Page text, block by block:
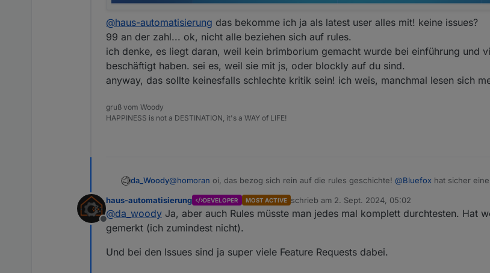
@haus-automatisierung das bekomme ich ja als latest user alles mit! keine issues?
99 an der zahl... ok, nicht alle beziehen sich auf rules.
ich denke, es liegt daran, weil kein brimborium gemacht wurde bei einführung und
beschäftigt haben. sei es, weil sie mit js, oder blockly auf du sind.
anyway, das sollte keinesfalls schlechte kritik sein! ich weis, manchmal lesen sich
gruß vom Woody
HAPPINESS is not a DESTINATION, it's a WAY of LIFE!
da_Woody@homoran oi, das bezog sich rein auf die rules geschichte! @Bluefox hat sicher
letzter beitrag: 11. Dez. 2022
es gab auch einen 2. beitrag, den finde ich im moment aber nicht. dort hab ich z.b.
blaue schrift auf blauem HG, noch dazu eine art overlay sind nicht gerade glückliche
Offline
haus-automatisierung DEVELOPER MOST ACTIVE schrieb am 2. Sept. 2024, 05:02
zuletzt editiert von
@da_woody Ja, aber auch Rules müsste man jedes mal komplett durchtesten. Hat
gemerkt (ich zumindest nicht).
Und bei den Issues sind ja super viele Feature Requests dabei.